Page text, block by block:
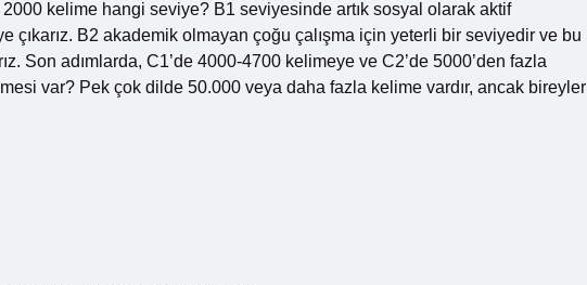
kelime hangi seviye? B1 seviyesinde artık sosyal olarak aktif
çıkarız. B2 akademik olmayan çoğu çalışma için yeterli bir seviyedir ve bu
Son adımlarda, C1’de 4000-4700 kelimeye ve C2’de 5000’den fazla
var? Pek çok dilde 50.000 veya daha fazla kelime vardır, ancak bireyler